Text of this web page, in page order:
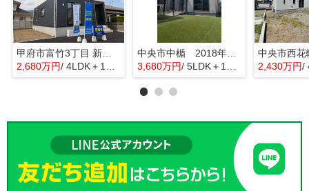
甲府市富竹3丁目 新築全3棟 3号棟 南西道路・車並列3台
2,680万円/ 4LDK＋1S(納戸)
中央市中楯 2018年築中古戸建 セキスイハイム施工 太陽光パネル
3,680万円/ 5LDK＋1S(納戸) 2,430万円/